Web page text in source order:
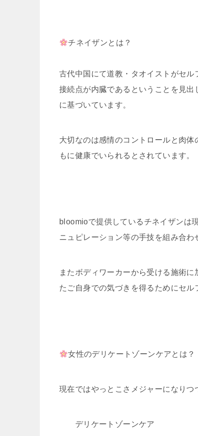
チネイザンとは？
古代中国にて道教・タオイストがセ
接続点が内臓であるということを見
に基づいています。
大切なのは感情のコントロールと肉
もに健康でいられるとされています。
bloomioで提供しているチネイザンは
ニュピレーション等の手技を組み合わ
またボディワーカーから受ける施術
たご自身での気づきを得るためにセル
女性のデリケートゾーンケアとは？
現在ではやっとこさメジャーになりつ
デリケートゾーンケア